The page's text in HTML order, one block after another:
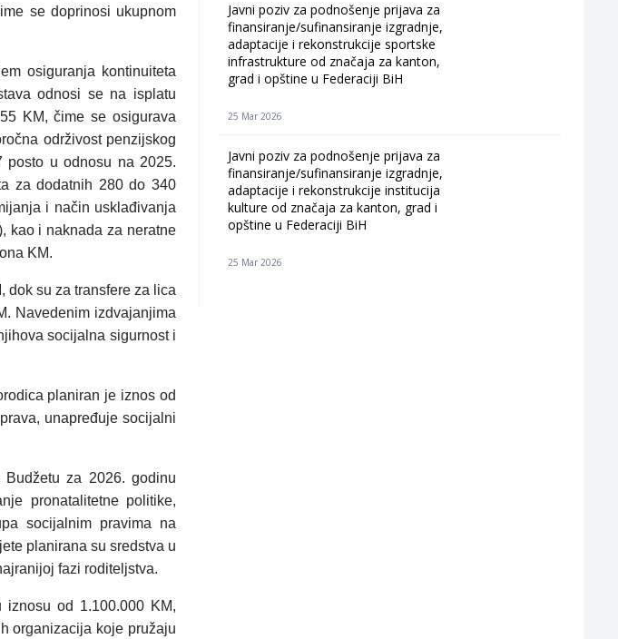
se doprinosi ukupnom
osiguranja kontinuiteta
odnosi se na isplatu
KM, čime se osigurava
održivost penzijskog
posto u odnosu na 2025.
za dodatnih 280 do 340
i način usklađivanja
kao i naknada za neratne
KM.
dok su za transfere za lica
Navedenim izdvajanjima
socijalna sigurnost i
planiran je iznos od
unapređuje socijalni
za 2026. godinu
pronatalitetne politike,
socijalnim pravima na
planirana su sredstva u
fazi roditeljstva.
od 1.100.000 KM,
organizacija koje pružaju
Javni poziv za podnošenje prijava za
finansiranje/sufinansiranje izgradnje,
adaptacije i rekonstrukcije sportske
infrastrukture od značaja za kanton,
grad i opštine u Federaciji BiH
25 Mar 2026
Javni poziv za podnošenje prijava za
finansiranje/sufinansiranje izgradnje,
adaptacije i rekonstrukcije institucija
kulture od značaja za kanton, grad i
opštine u Federaciji BiH
25 Mar 2026